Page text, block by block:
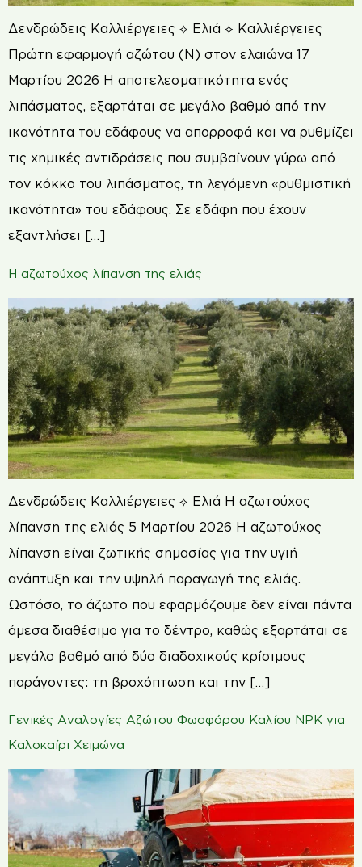
Δενδρώδεις Καλλιέργειες ⟡ Ελιά ⟡ Καλλιέργειες
Πρώτη εφαρμογή αζώτου (Ν) στον ελαιώνα 17
Μαρτίου 2026 Η αποτελεσματικότητα ενός
λιπάσματος, εξαρτάται σε μεγάλο βαθμό από την
ικανότητα του εδάφους να απορροφά και να ρυθμίζει
τις χημικές αντιδράσεις που συμβαίνουν γύρω από
τον κόκκο του λιπάσματος, τη λεγόμενη «ρυθμιστική
ικανότητα» του εδάφους. Σε εδάφη που έχουν
εξαντλήσει […]
Η αζωτούχος λίπανση της ελιάς
Δενδρώδεις Καλλιέργειες ⟡ Ελιά Η αζωτούχος
λίπανση της ελιάς 5 Μαρτίου 2026 Η αζωτούχος
λίπανση είναι ζωτικής σημασίας για την υγιή
ανάπτυξη και την υψηλή παραγωγή της ελιάς.
Ωστόσο, το άζωτο που εφαρμόζουμε δεν είναι πάντα
άμεσα διαθέσιμο για το δέντρο, καθώς εξαρτάται σε
μεγάλο βαθμό από δύο διαδοχικούς κρίσιμους
παράγοντες: τη βροχόπτωση και την […]
Γενικές Αναλογίες Αζώτου Φωσφόρου Καλίου NPK για
Καλοκαίρι Χειμώνα